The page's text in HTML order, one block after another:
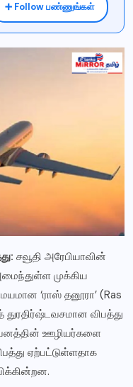
➕ Follow பண்ணுங்கள்
சவூதி அரேபியாவின்
முக்கிய
‘ராஸ் தனூரா’ (Ras
துரதிர்ஷ்டவசமான விபத்து
ஊழியர்களை
ஏற்பட்டுள்ளதாக